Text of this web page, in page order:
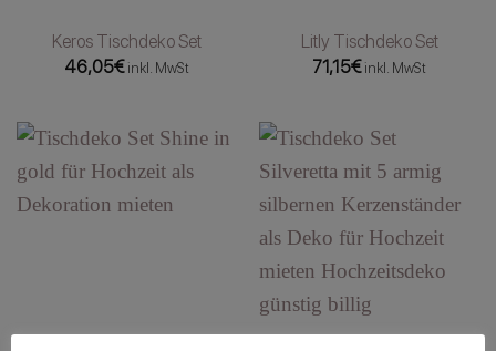
Keros Tischdeko Set
46,05€ inkl. MwSt
Litly Tischdeko Set
71,15€ inkl. MwSt